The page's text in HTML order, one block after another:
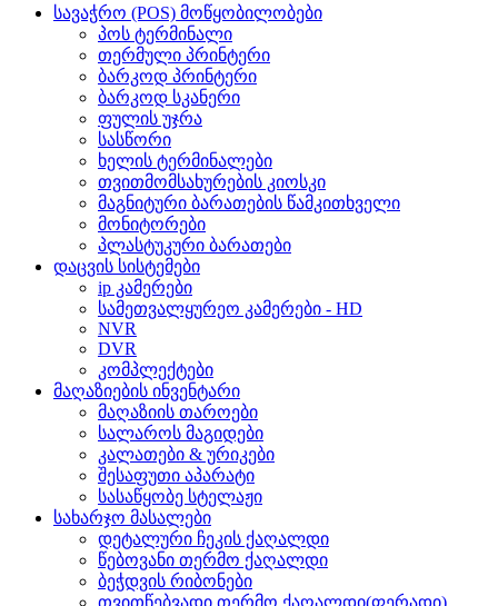
სავაჭრო (POS) მოწყობილობები
პოს ტერმინალი
თერმული პრინტერი
ბარკოდ პრინტერი
ბარკოდ სკანერი
ფულის უჯრა
სასწორი
ხელის ტერმინალები
თვითმომსახურების კიოსკი
მაგნიტური ბარათების წამკითხველი
მონიტორები
პლასტუკური ბარათები
დაცვის სისტემები
ip კამერები
სამეთვალყურეო კამერები - HD
NVR
DVR
კომპლექტები
მაღაზიების ინვენტარი
მაღაზიის თაროები
სალაროს მაგიდები
კალათები & ურიკები
შესაფუთი აპარატი
სასაწყობე სტელაჟი
სახარჯო მასალები
დეტალური ჩეკის ქაღალდი
წებოვანი თერმო ქაღალდი
ბეჭდვის რიბონები
თვითწებვადი თერმო ქაღალდი(ფერადი)